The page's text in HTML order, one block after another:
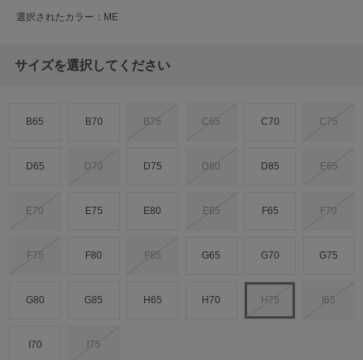
選択されたカラー：ME
サイズを選択してください
B65 B70 B75 C65 C70 C75
D65 D70 D75 D80 D85 E65
E70 E75 E80 E85 F65 F70
F75 F80 F85 G65 G70 G75
G80 G85 H65 H70 H75 I65
I70 I75